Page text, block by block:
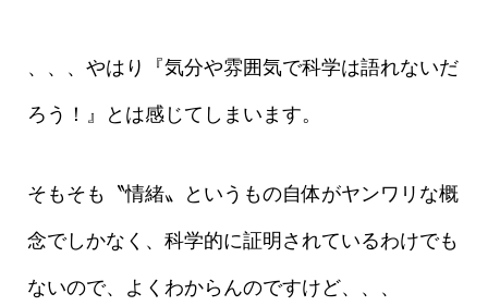
、、、やはり『気分や雰囲気で科学は語れないだ
ろう！』とは感じてしまいます。
そもそも〝情緒〟というもの自体がヤンワリな概
念でしかなく、科学的に証明されているわけでも
ないので、よくわからんのですけど、、、